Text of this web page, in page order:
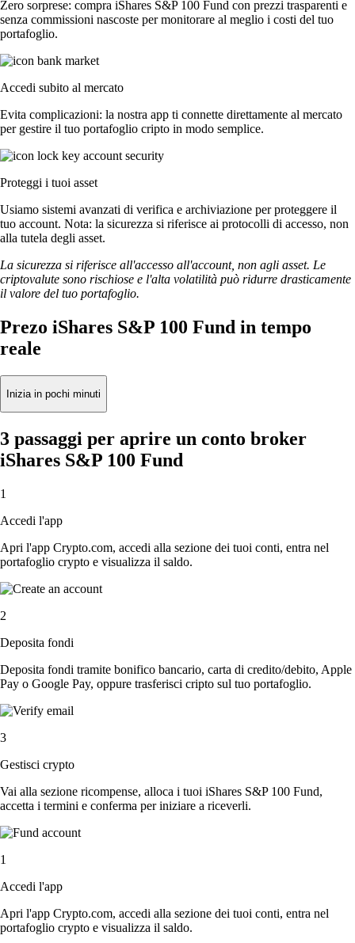
Zero sorprese: compra iShares S&P 100 Fund con prezzi trasparenti e
senza commissioni nascoste per monitorare al meglio i costi del tuo
portafoglio.
Accedi subito al mercato
Evita complicazioni: la nostra app ti connette direttamente al mercato
per gestire il tuo portafoglio cripto in modo semplice.
Proteggi i tuoi asset
Usiamo sistemi avanzati di verifica e archiviazione per proteggere il
tuo account. Nota: la sicurezza si riferisce ai protocolli di accesso, non
alla tutela degli asset.
La sicurezza si riferisce all'accesso all'account, non agli asset. Le
criptovalute sono rischiose e l'alta volatilità può ridurre drasticamente
il valore del tuo portafoglio.
Prezo iShares S&P 100 Fund in tempo
reale
Inizia in pochi minuti
3 passaggi per aprire un conto broker
iShares S&P 100 Fund
1
Accedi l'app
Apri l'app Crypto.com, accedi alla sezione dei tuoi conti, entra nel
portafoglio crypto e visualizza il saldo.
2
Deposita fondi
Deposita fondi tramite bonifico bancario, carta di credito/debito, Apple
Pay o Google Pay, oppure trasferisci cripto sul tuo portafoglio.
3
Gestisci crypto
Vai alla sezione ricompense, alloca i tuoi iShares S&P 100 Fund,
accetta i termini e conferma per iniziare a riceverli.
1
Accedi l'app
Apri l'app Crypto.com, accedi alla sezione dei tuoi conti, entra nel
portafoglio crypto e visualizza il saldo.